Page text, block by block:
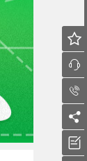




